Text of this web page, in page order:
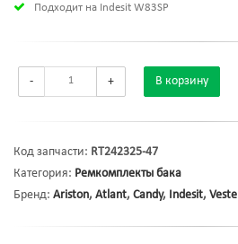
Подходит на Indesit W83SP
- + В корзину
Код запчасти: RT242325-47
Категория: Ремкомплекты бака
Бренд: Ariston, Atlant, Candy, Indesit, Vestel